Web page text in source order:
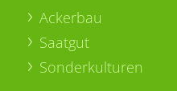
Ackerbau
Saatgut
Sonderkulturen